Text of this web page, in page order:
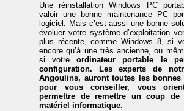
Une réinstallation Windows PC
valoir une bonne maintenance PC
logiciel. Mais c’est aussi une bonne
évoluer votre système d’exploitation
plus récente, comme Windows 8, si
encore qu’à une très ancienne, ou
si votreordinateur portable le
configuration. Les experts de
Angoulins, auront toutes les bonnes
pour vous conseiller, vous
permettre de remettre un coup
matériel informatique.